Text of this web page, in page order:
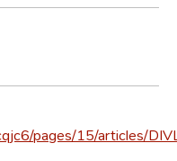
pages/15/articles/